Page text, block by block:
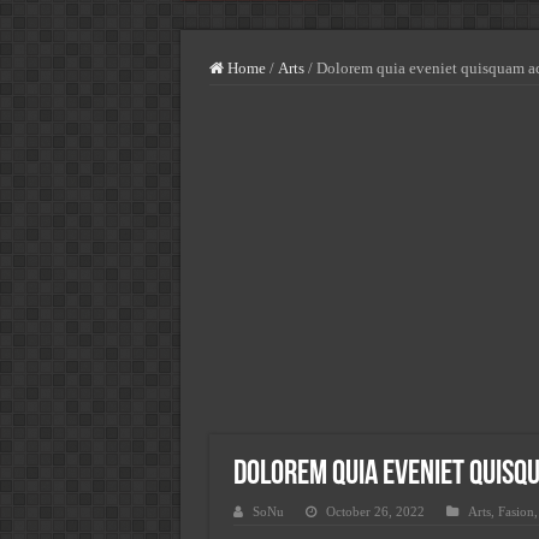
Home / Arts / Dolorem quia eveniet quisquam
Dolorem quia eveniet
SoNu October 26, 2022 Arts, Fasion